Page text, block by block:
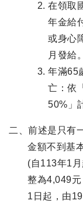
在領取
年金給
或身心
月發給。
年滿65
亡：依
50%」
二、前述是只有
金額不到基
(自113年1
整為4,049元
1日起，由